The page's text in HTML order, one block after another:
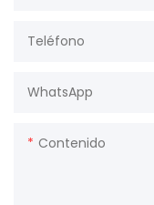
Teléfono
WhatsApp
Contenido